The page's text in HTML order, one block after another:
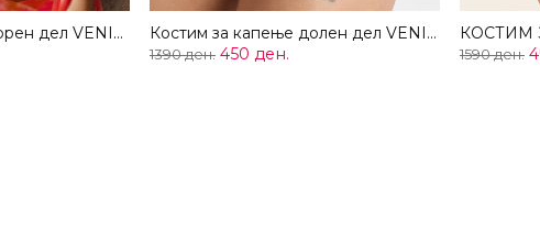
Костим за капење горен дел VENICE Костим за капење долен дел VENICE
1390 ден. 450 ден. 1590 ден.